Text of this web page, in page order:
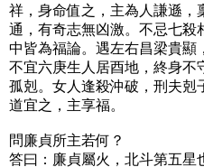
祥，身命值之，主為人謙遜，
通，有奇志無凶激。不忌七殺
中皆為福論。遇左右昌梁貴顯
不宜六庚生人居酉地，終身不
孤剋。女人逢殺沖破，刑夫剋
道宜之，主享福。
問廉貞所主若何？
答曰：廉貞屬火，北斗第五星